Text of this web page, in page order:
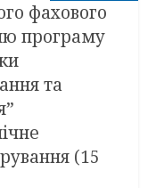
фахового
програму
та
(15